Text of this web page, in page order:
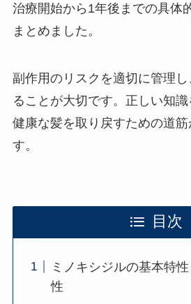
治療開始から1年後までの具体
まとめました。
副作用のリスクを適切に管理
ることが大切です。正しい知識
健康な髪を取り戻すための道筋
す。
目次
ミノキシジルの基本特
性